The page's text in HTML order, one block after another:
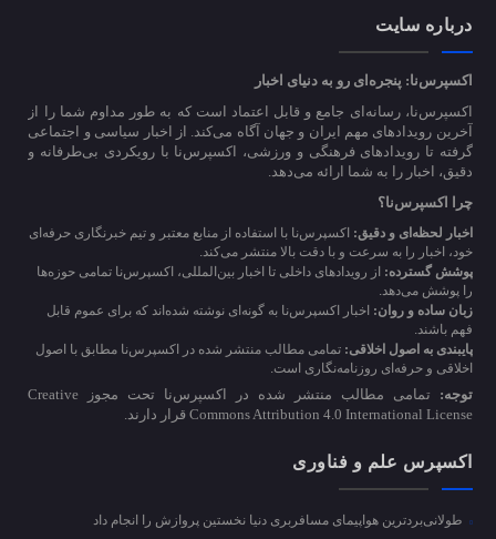
درباره سایت
اکسپرس‌نا: پنجره‌ای رو به دنیای اخبار
اکسپرس‌نا، رسانه‌ای جامع و قابل اعتماد است که به طور مداوم شما را از
آخرین رویدادهای مهم ایران و جهان آگاه می‌کند. از اخبار سیاسی و اجتماعی
گرفته تا رویدادهای فرهنگی و ورزشی، اکسپرس‌نا با رویکردی بی‌طرفانه و
دقیق، اخبار را به شما ارائه می‌دهد.
چرا اکسپرس‌نا؟
اخبار لحظه‌ای و دقیق: اکسپرس‌نا با استفاده از منابع معتبر و تیم خبرنگاری حرفه‌ای
خود، اخبار را به سرعت و با دقت بالا منتشر می‌کند.
پوشش گسترده: از رویدادهای داخلی تا اخبار بین‌المللی، اکسپرس‌نا تمامی حوزه‌ها
را پوشش می‌دهد.
زبان ساده و روان: اخبار اکسپرس‌نا به گونه‌ای نوشته شده‌اند که برای عموم قابل
فهم باشند.
پایبندی به اصول اخلاقی: تمامی مطالب منتشر شده در اکسپرس‌نا مطابق با اصول
اخلاقی و حرفه‌ای روزنامه‌نگاری است.
توجه:
تمامی مطالب منتشر شده در اکسپرس‌نا تحت مجوز Creative
Commons Attribution 4.0 International License قرار دارند.
اکسپرس علم و فناوری
طولانی‌بردترین هواپیمای مسافربری دنیا نخستین پروازش را انجام داد